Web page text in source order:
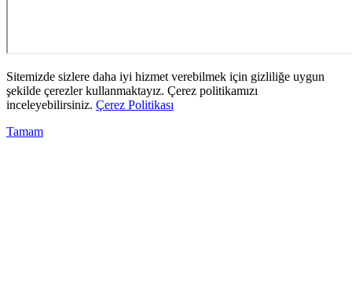
Sitemizde sizlere daha iyi hizmet verebilmek için gizliliğe uygun
şekilde çerezler kullanmaktayız. Çerez politikamızı
inceleyebilirsiniz. Çerez Politikası
Tamam